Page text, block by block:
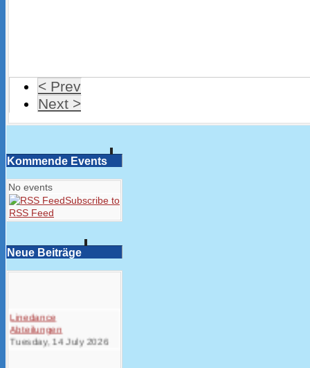
< Prev
Next >
Kommende Events
No events
Subscribe to
RSS Feed
Neue Beiträge
Linedance
Abteilungen
Tuesday, 14 July 2026